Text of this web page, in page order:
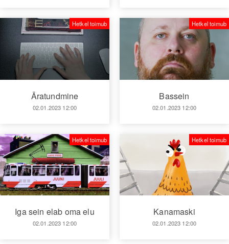
Äratundmine
02.01.2023 12:00
Hetkel toimub
Bassein
02.01.2023 12:00
Hetkel toimub
Iga sein elab oma elu
02.01.2023 12:00
Hetkel toimub
Kanamaski
02.01.2023 12:00
Hetkel toimub